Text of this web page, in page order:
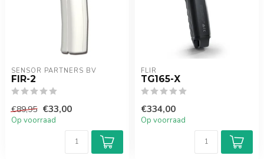
SENSOR PARTNERS BV
FIR-2
€89,95 €33,00
Op voorraad
FLIR
TG165-X
€334,00
Op voorraad